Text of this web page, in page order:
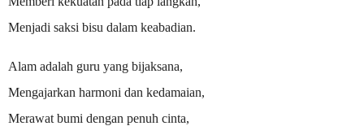
Menjadi saksi bisu dalam keabadian.
Alam adalah guru yang bijaksana,
Mengajarkan harmoni dan kedamaian,
Merawat bumi dengan penuh cinta,